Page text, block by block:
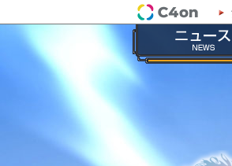
「M2-